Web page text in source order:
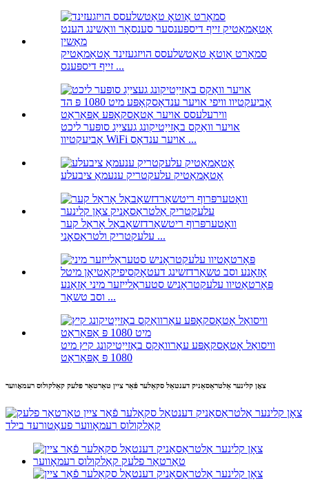
סמאַרט אַוטאָ טאַטשלעסס הויזגעזינד אָטאַמאַטיק
זייף דיספּענס ...
אויער וואַקס באַזייַטיקונג געצייַג סופּער ליכט
אָביעקטיוו WiFi אויער ענדאָס ...
אָטאַמאַטיק עלעקטריק ענעמאַ ציבעלע
וואָטערפּרוף ריטשאַרדזשאַבאַל אָראַל קער
עלעקטריק ולטראַסאָני ...
פּאָרטאַטיוו עלעקטראָניש סטעראַלייזער מיני אָזאָנע
וסב טשאַר ...
וויסואַל אָטאָסקאָפּע עאַרוואַקס באַזייַטיקונג קיץ מיט
1080 פּ אַפּאַראַט
צאָן קלינער אַלטראַסאַניק דענטאַל סקאַלער פֿאַר ציין טאַרטאַר פלעק קאַלקולוס רעמאָווער